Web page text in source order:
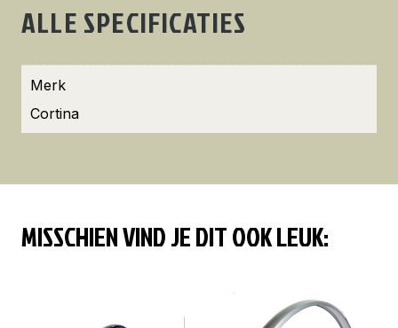
ALLE SPECIFICATIES
Merk
Cortina
MISSCHIEN VIND JE DIT OOK LEUK: